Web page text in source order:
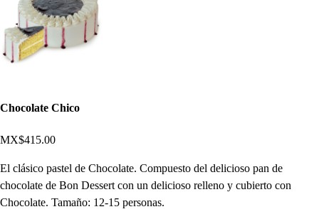
Chocolate Chico
MX$415.00
El clásico pastel de Chocolate. Compuesto del delicioso pan de
chocolate de Bon Dessert con un delicioso relleno y cubierto con
Chocolate. Tamaño: 12-15 personas.